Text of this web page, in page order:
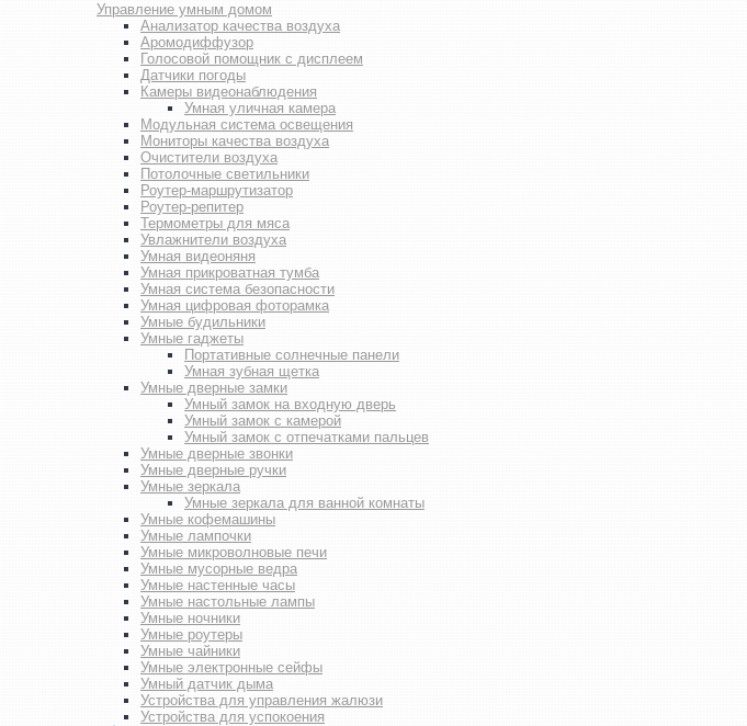
Управление умным домом
Анализатор качества воздуха
Аромодиффузор
Голосовой помощник с дисплеем
Датчики погоды
Камеры видеонаблюдения
Умная уличная камера
Модульная система освещения
Мониторы качества воздуха
Очистители воздуха
Потолочные светильники
Роутер-маршрутизатор
Роутер-репитер
Термометры для мяса
Увлажнители воздуха
Умная видеоняня
Умная прикроватная тумба
Умная система безопасности
Умная цифровая фоторамка
Умные будильники
Умные гаджеты
Портативные солнечные панели
Умная зубная щетка
Умные дверные замки
Умный замок на входную дверь
Умный замок с камерой
Умный замок с отпечатками пальцев
Умные дверные звонки
Умные дверные ручки
Умные зеркала
Умные зеркала для ванной комнаты
Умные кофемашины
Умные лампочки
Умные микроволновые печи
Умные мусорные ведра
Умные настенные часы
Умные настольные лампы
Умные ночники
Умные роутеры
Умные чайники
Умные электронные сейфы
Умный датчик дыма
Устройства для управления жалюзи
Устройства для успокоения